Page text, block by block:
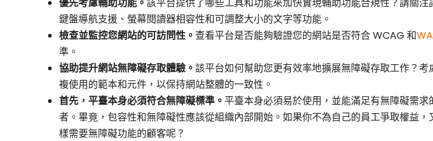
鍵盤導航支援、螢幕閱讀器相容性和可調整大小的文字等功能。
檢查並監控您網站的可訪問性。 查看平台是否能夠驗證您的網站是否符合 WCAG 和
準。
協助提升網站無障礙存取體驗。該平台如何幫助您更有效率地擴展無障礙存取工作？考
複使用的範本和元件，以保持網站整體的一致性。
首先，平臺本身必須符合無障礙標準。平臺本身必須易於使用，並能滿足有無障礙需求
者。畢竟，包容性和無障礙性應該從組織內部開始。如果你不為自己的員工爭取權益，
樣需要無障礙功能的顧客呢？